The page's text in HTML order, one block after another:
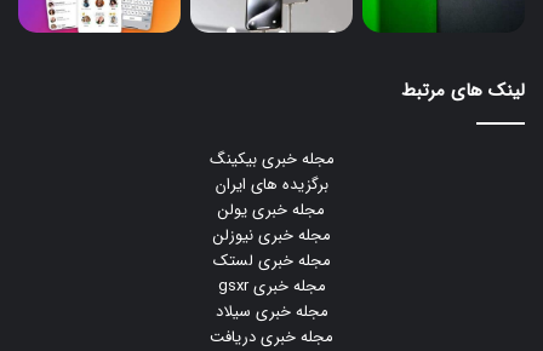
لینک های مرتبط
مجله خبری بیکینگ
برگزیده های ایران
مجله خبری یولن
مجله خبری نیوزلن
مجله خبری لستک
مجله خبری gsxr
مجله خبری سیلاد
مجله خبری دریافت